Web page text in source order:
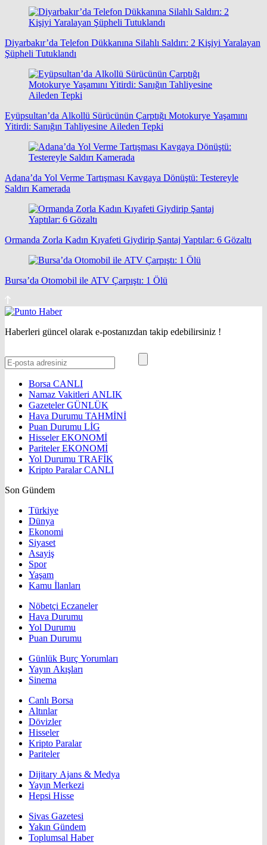
Diyarbakır’da Telefon Dükkanına Silahlı Saldırı: 2 Kişiyi Yaralayan
Şüpheli Tutuklandı
Eyüpsultan’da Alkollü Sürücünün Çarptığı Motokurye Yaşamını
Yitirdi: Sanığın Tahliyesine Aileden Tepki
Adana’da Yol Verme Tartışması Kavgaya Dönüştü: Testereyle
Saldırı Kamerada
Ormanda Zorla Kadın Kıyafeti Giydirip Şantaj Yaptılar: 6 Gözaltı
Bursa’da Otomobil ile ATV Çarpıştı: 1 Ölü
Haberleri güncel olarak e-postanızdan takip edebilirsiniz !
Borsa CANLI
Namaz Vakitleri ANLIK
GazetelerGÜNLÜK
Hava Durumu TAHMİNİ
Puan Durumu LİG
HisselerEKONOMİ
ParitelerEKONOMİ
Yol Durumu TRAFİK
Kripto ParalarCANLI
Son Gündem
Türkiye
Dünya
Ekonomi
Siyaset
Asayiş
Spor
Yaşam
Kamu İlanları
Nöbetçi Eczaneler
Hava Durumu
Yol Durumu
Puan Durumu
Günlük Burç Yorumları
Yayın Akışları
Sinema
Canlı Borsa
Altınlar
Dövizler
Hisseler
Kripto Paralar
Pariteler
Dijitary Ajans & Medya
Yayın Merkezi
Hepsi Hisse
Sivas Gazetesi
Yakın Gündem
Toplumsal Haber